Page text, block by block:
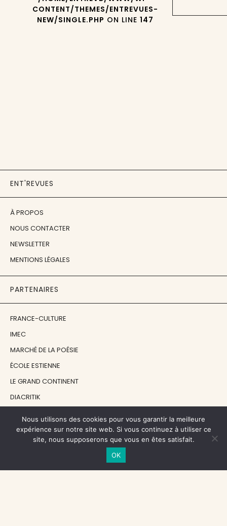
CONTENT/THEMES/ENTREVUES-
NEW/SINGLE.PHP ON LINE 147
ENT'REVUES
À PROPOS
NOUS CONTACTER
NEWSLETTER
MENTIONS LÉGALES
PARTENAIRES
FRANCE-CULTURE
IMEC
MARCHÉ DE LA POÉSIE
ÉCOLE ESTIENNE
LE GRAND CONTINENT
DIACRITIK
NOS SOUTIENS
CENTRE NATIONAL DU LIVRE
Nous utilisons des cookies pour vous garantir la meilleure
expérience sur notre site web. Si vous continuez à utiliser ce
site, nous supposerons que vous en êtes satisfait.
OK